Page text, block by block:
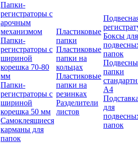
Папки-
регистраторы с
арочным
механизмом
Папки-
регистраторы с
шириной
корешка 70-80
мм
Папки-
регистраторы с
шириной
корешка 50 мм
Самоклеящиеся
карманы для
папок
Пластиковые
папки
Пластиковые
папки на
кольцах
Пластиковые
папки на
резинках
Разделители
листов
Боксы для
папок
папки
А4
для
папок